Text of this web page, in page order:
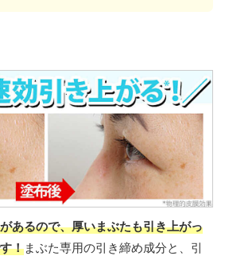
あるので、厚いまぶたも引き上がっ
！まぶた専用の引き締め成分と、引